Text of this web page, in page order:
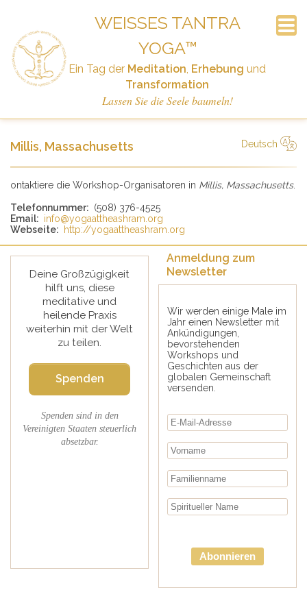
WEISSES TANTRA Y
OGA™
Ein Tag der Meditation, Erhebung und
Transformation
Lassen Sie die Seele baumeln!
Startseite
Ankündigungen
Der Workshop
Termine
Kontakt
Häufig Gestellte Fragen
Geschichte
Links
Anmeldung zum Newsletter
Spenden
Millis, Massachusetts
Deutsch
ontaktiere die Workshop-Organisatoren in Millis, Massachusetts.
Telefonnummer: (508) 376-4525
Email: info@yogaattheashram.org
Webseite:
http://yogaattheashram.org
Deine Großzügigkeit
hilft uns, diese
meditative und
heilende Praxis
weiterhin mit der Welt
zu teilen.
Spenden
Spenden sind in den
Vereinigten Staaten steuerlich
absetzbar.
Anmeldung zum
Newsletter
Wir werden einige Male im
Jahr einen Newsletter mit
Ankündigungen,
bevorstehenden
Workshops und
Geschichten aus der
globalen Gemeinschaft
versenden.
Abonnieren